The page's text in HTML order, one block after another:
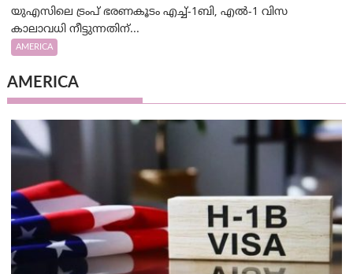
യുഎസിലെ ട്രംപ് ഭരണകൂടം എച്ച്-1ബി, എൽ-1 വിസ
കാലാവധി നീട്ടുന്നതിന്...
AMERICA
AMERICA